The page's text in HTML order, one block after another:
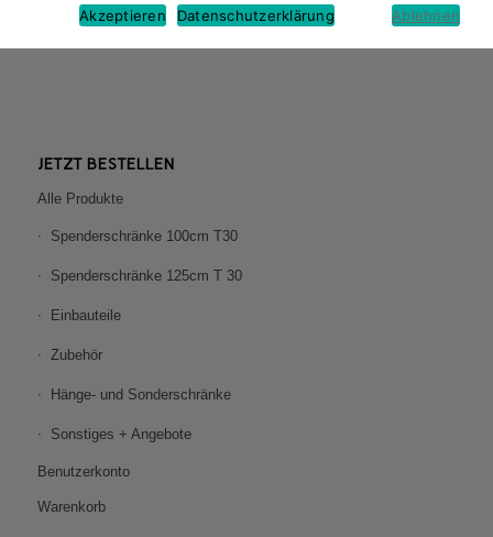
JETZT BESTELLEN
Alle Produkte
Spenderschränke 100cm T30
Spenderschränke 125cm T 30
Einbauteile
Zubehör
Hänge- und Sonderschränke
Sonstiges + Angebote
Benutzerkonto
Warenkorb
Akzeptieren
Ablehnen
Datenschutzerklärung